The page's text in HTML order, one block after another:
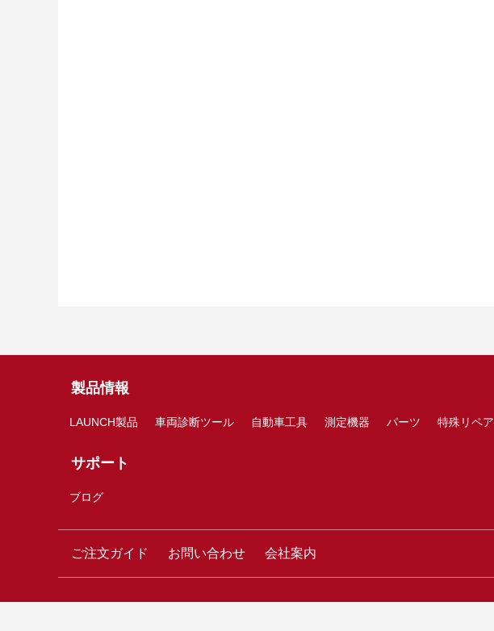
製品情報
LAUNCH製品 車両診断ツール 自動車工具 測定機器 パーツ 特殊リペア
サポート
ブログ
ご注文ガイド お問い合わせ 会社案内